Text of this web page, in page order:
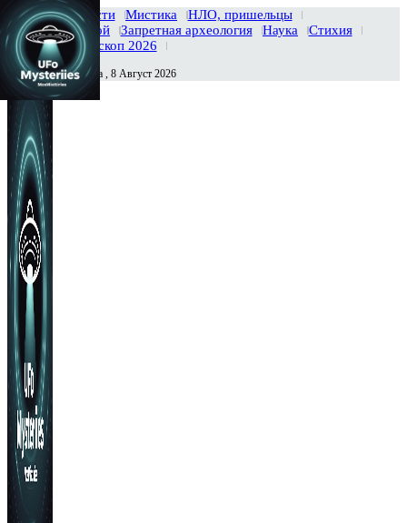
Главная Новости Мистика
НЛО, пришельцы
Тайны вселенной
Запретная археология Наука
Стихия
История
Гороскоп 2026
Сегодня Суббота , 8 Август 2026